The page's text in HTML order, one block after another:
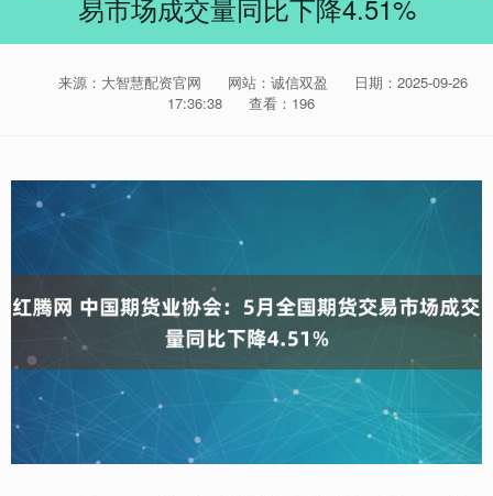
易市场成交量同比下降4.51%
来源：大智慧配资官网 网站：诚信双盈
日期：2025-09-26
17:36:38
查看：196